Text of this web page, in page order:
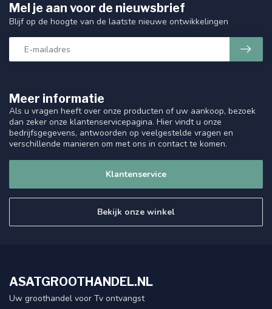
Meer informatie
Als u vragen heeft over onze producten of uw aankoop, bezoek
dan zeker onze klantenservicepagina. Hier vindt u onze
bedrijfsgegevens, antwoorden op veelgestelde vragen en
verschillende manieren om met ons in contact te komen.
Klantenservice
Bekijk onze winkel
Mel je aan voor de nieuwsbrief
Blijf op de hoogte van de laatste nieuwe ontwikkelingen
ASATGROOTHANDEL.NL
Uw groothandel voor Tv ontvangst